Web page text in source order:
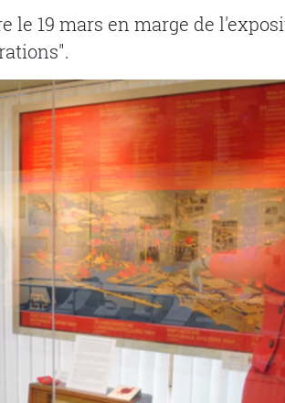
le 19 mars en marge de